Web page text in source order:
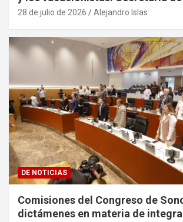
28 de julio de 2026 Alejandro Islas
DE NOTICIAS
Comisiones del Congreso de
dictámenes en materia de